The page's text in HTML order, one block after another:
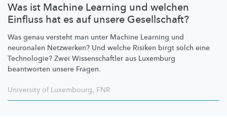
Was ist Machine Learning und welchen
Einfluss hat es auf unsere Gesellschaft?
Was genau versteht man unter Machine Learning und
neuronalen Netzwerken? Und welche Risiken birgt solch eine
Technologie? Zwei Wissenschaftler aus Luxemburg
beantworten unsere Fragen.
University of Luxembourg, FNR